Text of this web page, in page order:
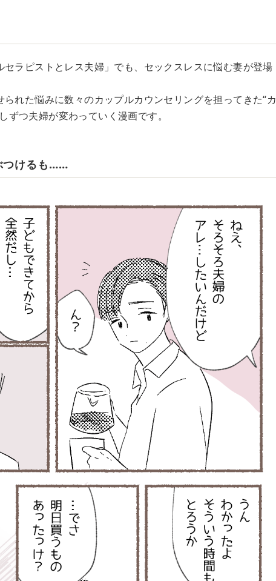
ラピストとレス夫婦」でも、セックスレスに悩む妻が登場
れた悩みに数々のカップルカウンセリングを担ってきた“カ
ずつ夫婦が変わっていく漫画です。
つけるも……